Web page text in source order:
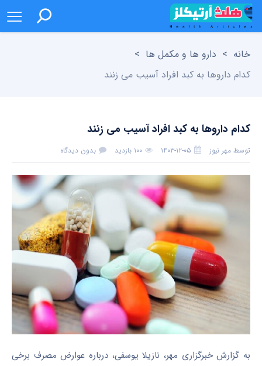
خانه > دارو ها و مکمل ها >
کدام داروها به کبد افراد آسیب می زنند
کدام داروها به کبد افراد آسیب می زنند
توسط مهر نیوز ۱۴۰۳-۱۲-۰۵ ۱۰۰ بازدید بدون دیدگاه
به گزارش خبرگزاری مهر، نازیلا یوسفی، درباره عوارض مصرف برخی